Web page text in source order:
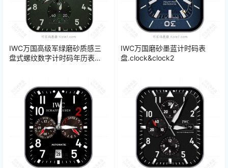
IWC万国高级军绿磨砂质感三
盘式螺纹数字计时码年历表
IWC万国磨砂墨蓝计时码表
盘.clock&clock2